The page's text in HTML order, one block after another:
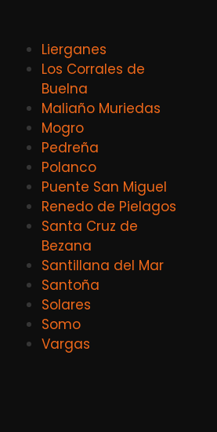
Lierganes
Los Corrales de
Buelna
Maliaño Muriedas
Mogro
Pedreña
Polanco
Puente San Miguel
Renedo de Pielagos
Santa Cruz de
Bezana
Santillana del Mar
Santoña
Solares
Somo
Vargas